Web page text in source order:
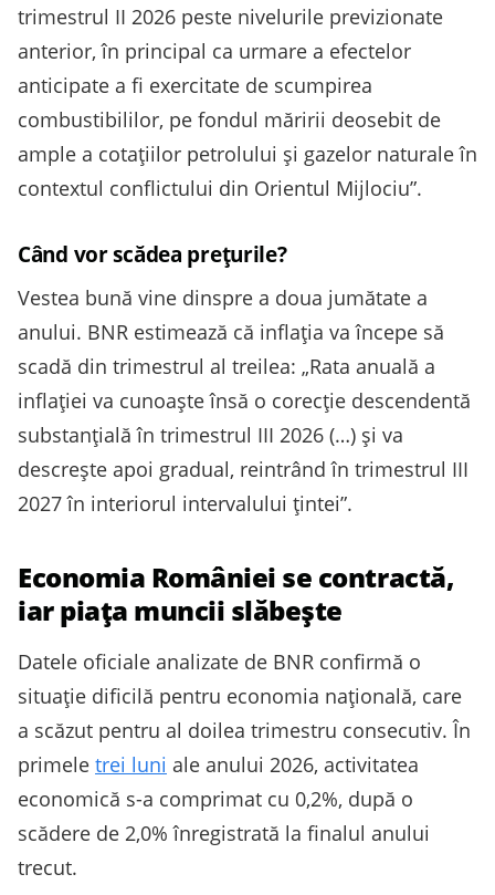
trimestrul II 2026 peste nivelurile previzionate
anterior, în principal ca urmare a efectelor
anticipate a fi exercitate de scumpirea
combustibililor, pe fondul măririi deosebit de
ample a cotațiilor petrolului și gazelor naturale în
contextul conflictului din Orientul Mijlociu”.
Când vor scădea prețurile?
Vestea bună vine dinspre a doua jumătate a
anului. BNR estimează că inflația va începe să
scadă din trimestrul al treilea: „Rata anuală a
inflației va cunoaște însă o corecție descendentă
substanțială în trimestrul III 2026 (…) și va
descrește apoi gradual, reintrând în trimestrul III
2027 în interiorul intervalului țintei”.
Economia României se contractă,
iar piața muncii slăbește
Datele oficiale analizate de BNR confirmă o
situație dificilă pentru economia națională, care
a scăzut pentru al doilea trimestru consecutiv. În
primele trei luni ale anului 2026, activitatea
economică s-a comprimat cu 0,2%, după o
scădere de 2,0% înregistrată la finalul anului
trecut.